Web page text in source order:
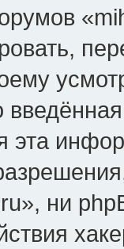
эта
ни